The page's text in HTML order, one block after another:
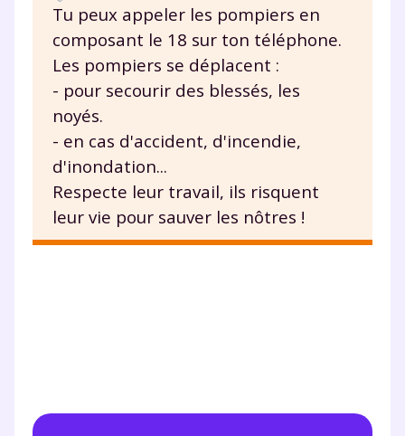
Tu peux appeler les pompiers en
composant le 18 sur ton téléphone.
Les pompiers se déplacent :
- pour secourir des blessés, les
noyés.
- en cas d'accident, d'incendie,
d'inondation...
Respecte leur travail, ils risquent
leur vie pour sauver les nôtres !
TESTER GRATUITEMENT
* Votre code d'accès sera envoyé à cette adresse e-mail. En
renseignant votre e-mail, vous consentez à ce que vos
données à caractère personnel soient traitées par SEJER, sous
la marque myMaxicours, afin que SEJER puisse vous donner
accès au service de soutien scolaire pendant 24h. Pour en
savoir plus sur la gestion de vos données personnelles et
désinscrire à tout moment, à travers le lien de